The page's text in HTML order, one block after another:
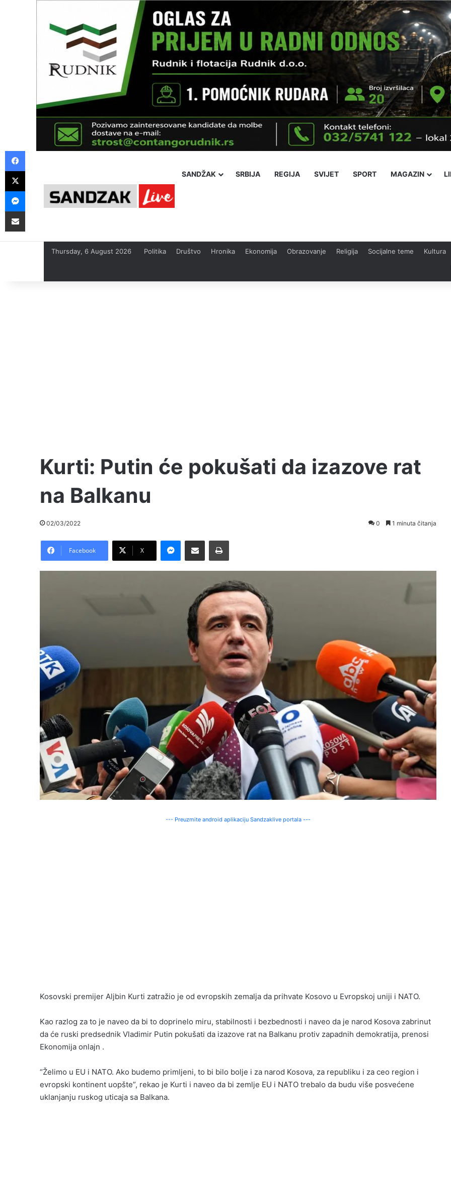
SANDŽAK SRBIJA REGIJA SVIJET SPORT MAGAZIN
Thursday, 6 August 2026 Politika Društvo Hronika Ekonomija Obrazovanje Religija Socijalne teme Kultura
Kurti: Putin će pokušati da izazove rat
na Balkanu
02/03/2022 0 1 minuta čitanja
Facebook X
Messenger
Pošalji preko E-Maila Printaj
--- Preuzmite android aplikaciju Sandzaklive portala ---
Kosovski premijer Aljbin Kurti zatražio je od evropskih zemalja da prihvate Kosovo u Evropskoj uniji i NATO.
Kao razlog za to je naveo da bi to doprinelo miru, stabilnosti i bezbednosti i naveo da je narod Kosova zabrinut
da će ruski predsednik Vladimir Putin pokušati da izazove rat na Balkanu protiv zapadnih demokratija, prenosi
Ekonomija onlajn .
“Želimo u EU i NATO. Ako budemo primljeni, to bi bilo bolje i za narod Kosova, za republiku i za ceo region i
evropski kontinent uopšte”, rekao je Kurti i naveo da bi zemlje EU i NATO trebalo da budu više posvećene
uklanjanju ruskog uticaja sa Balkana.
Facebook
X
Messenger
Pošalji preko E-Maila